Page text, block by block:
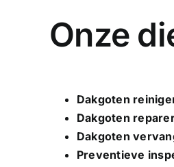
Onze
Dakgoten
Dakgoten
Dakgoten
Preventieve